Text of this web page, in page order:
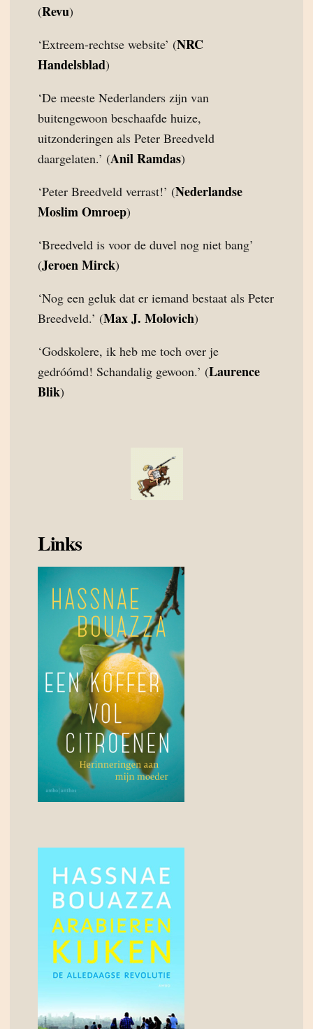
(Revu)
‘Extreem-rechtse website’ (NRC
Handelsblad)
‘De meeste Nederlanders zijn van
buitengewoon beschaafde huize,
uitzonderingen als Peter Breedveld
daargelaten.’ (Anil Ramdas)
‘Peter Breedveld verrast!’ (Nederlandse
Moslim Omroep)
‘Breedveld is voor de duvel nog niet bang’
(Jeroen Mirck)
‘Nog een geluk dat er iemand bestaat als Peter
Breedveld.’ (Max J. Molovich)
‘Godskolere, ik heb me toch over je
gedróómd! Schandalig gewoon.’ (Laurence
Blik)
Links